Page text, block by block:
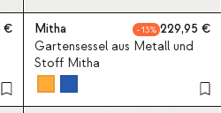
Mitha 13
229,95
Gartensessel aus Metall und
Stoff Mitha